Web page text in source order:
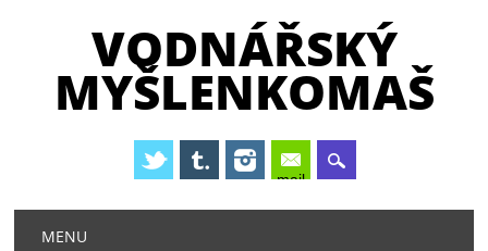
VODNÁŘSKÝ
MYŠLENKOMAŠ
mail
Hlavní navigační menu
MENU